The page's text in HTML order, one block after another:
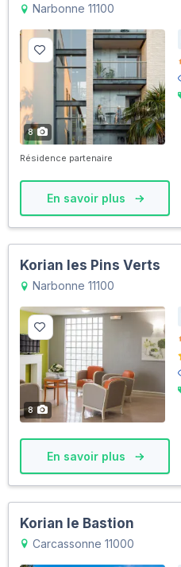
Narbonne 11100
8
Résidence partenaire
En savoir plus
Korian les Pins Verts
Narbonne 11100
8
En savoir plus
Korian le Bastion
Carcassonne 11000